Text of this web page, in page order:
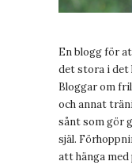
En blogg för
det stora i det
Bloggar om
och annat
sånt som gör
själ.
att hänga med